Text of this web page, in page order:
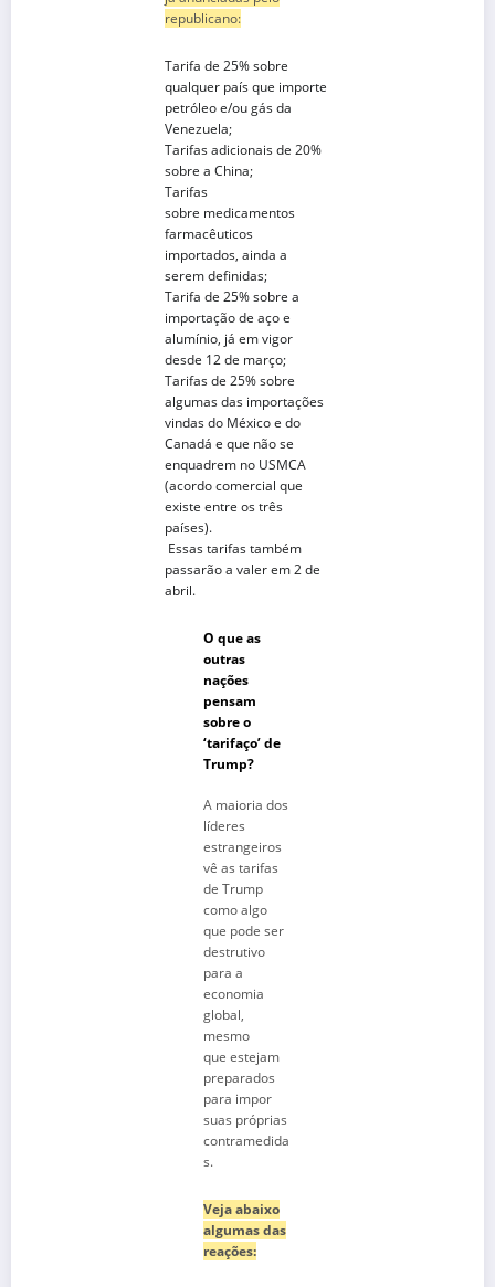
republicano:
Tarifa de 25% sobre
qualquer país que importe
petróleo e/ou gás da
Venezuela;
Tarifas adicionais de20%
sobre a China;
Tarifas
sobre medicamentos
farmacêuticos
importados, ainda a
serem definidas;
Tarifa de 25% sobre a
importação deaço e
alumínio, já em vigor
desde 12 de março;
Tarifas de 25% sobre
algumas das importações
vindas do México e do
Canadáe que não se
enquadrem no USMCA
(acordo comercial que
existe entre os três
países).
Essas tarifas também
passarão a valer em 2 de
abril.
O que as
outras
nações
pensam
sobre o
‘tarifaço’ de
Trump?
A maioria dos
líderes
estrangeiros
vê as tarifas
de Trump
como algo
que pode ser
destrutivo
para a
economia
global,
mesmo
que estejam
preparados
para impor
suas próprias
contramedida
s.
Veja abaixo
algumas das
reações: